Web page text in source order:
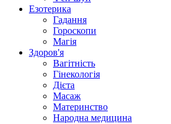
Езотерика
Гадання
Гороскопи
Магія
Здоров'я
Вагітність
Гінекологія
Дієта
Масаж
Материнство
Народна медицина